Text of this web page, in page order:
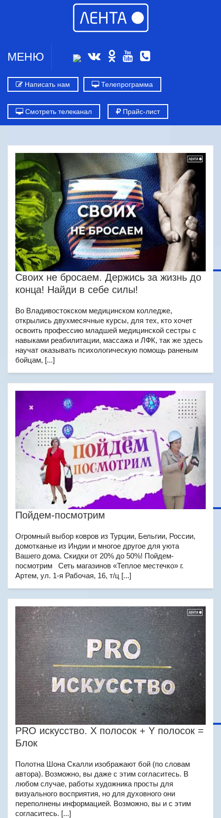
МЕНЮ
Написать нам Телепрограмма
Смотреть телеканал Прайс-лист
Своих не бросаем. Держись за жизнь до
конца! Найди в себе силы!
Во Владивостокском медицинском колледже,
открылись двухмесячные курсы, для тех, кто хочет
освоить профессию младшей медицинской сестры с
навыками реабилитации, массажа и ЛФК, так же здесь
научат оказывать психологическую помощь раненым
бойцам, [...]
Пойдем-посмотрим
Огромный выбор ковров из Турции, Бельгии, России,
домотканые из Индии и многое другое для уюта
Вашего дома. Скидки от 20% до 50%! Пойдем-
посмотрим Сеть магазинов «Теплое местечко» г.
Артем, ул. 1-я Рабочая, 16, т/ц [...]
PRO искусство. Х полосок + Y полосок =
Блок
Полотна Шона Скалли изображают бой (по словам
автора). Возможно, вы даже с этим согласитесь. В
любом случае, работы художника просты для
визуального восприятия, но для духовного они
переполнены информацией. Возможно, вы и с этим
согласитесь. [...]